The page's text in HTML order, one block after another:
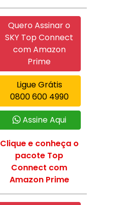
Quero Assinar o
SKY Top Connect
com Amazon
Prime
Ligue Grátis
0800 600 4990
Assine Aqui
Clique e conheça o
pacote Top
Connect com
Amazon Prime